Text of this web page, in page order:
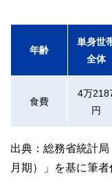
年齢
単身世
全体
食費
4万
円
出典：総務省統計
月期）」を基に筆者